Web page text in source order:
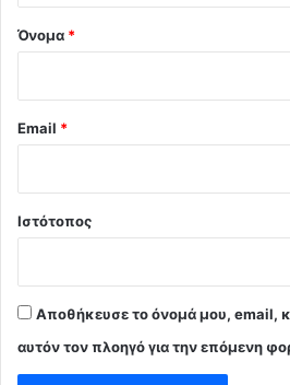
Όνομα *
Email *
Ιστότοπος
Αποθήκευσε το όνομά μου, email,
αυτόν τον πλοηγό για την επόμενη